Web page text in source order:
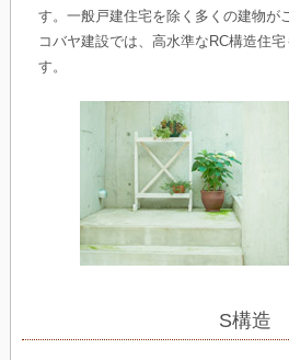
す。一般戸建住宅を除く多くの建物が
コバヤ建設では、高水準なRC構造住
す。
S構造